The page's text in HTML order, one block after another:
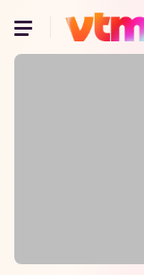
Oeps,